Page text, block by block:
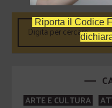
ARTE E CULTURA
Riporta il Codice